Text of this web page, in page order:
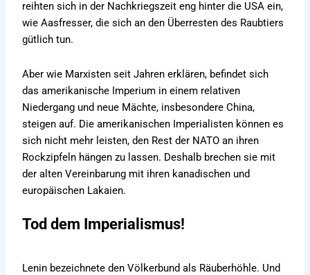
reihten sich in der Nachkriegszeit eng hinter die USA ein,
wie Aasfresser, die sich an den Überresten des Raubtiers
gütlich tun.
Aber wie Marxisten seit Jahren erklären, befindet sich
das amerikanische Imperium in einem relativen
Niedergang und neue Mächte, insbesondere China,
steigen auf. Die amerikanischen Imperialisten können es
sich nicht mehr leisten, den Rest der NATO an ihren
Rockzipfeln hängen zu lassen. Deshalb brechen sie mit
der alten Vereinbarung mit ihren kanadischen und
europäischen Lakaien.
Tod dem Imperialismus!
Lenin bezeichnete den Völkerbund als Räuberhöhle. Und